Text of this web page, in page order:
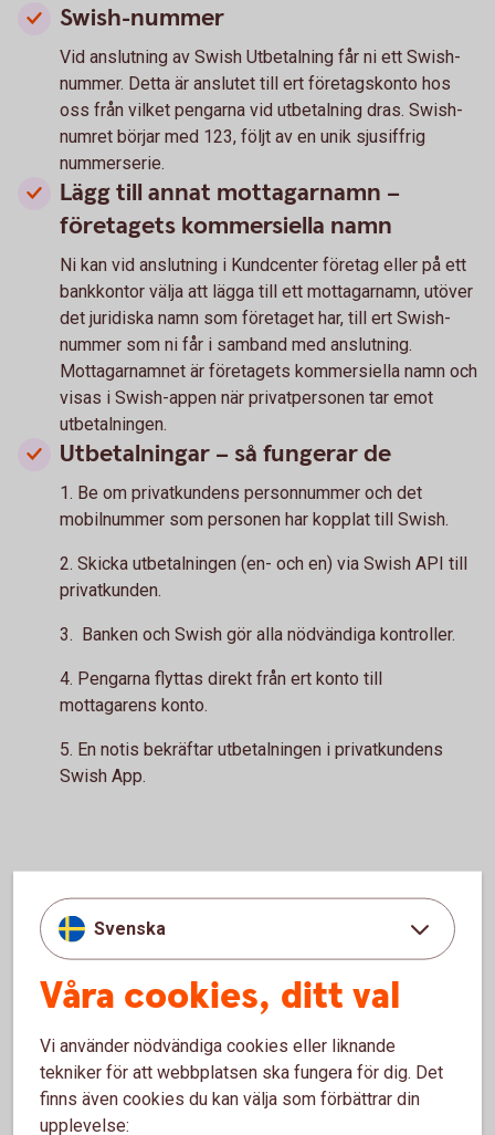
Swish-nummer
Vid anslutning av Swish Utbetalning får ni ett Swish-
nummer. Detta är anslutet till ert företagskonto hos
oss från vilket pengarna vid utbetalning dras. Swish-
numret börjar med 123, följt av en unik sjusiffrig
nummerserie.
Lägg till annat mottagarnamn –
företagets kommersiella namn
Ni kan vid anslutning i Kundcenter företag eller på ett
bankkontor välja att lägga till ett mottagarnamn, utöver
det juridiska namn som företaget har, till ert Swish-
nummer som ni får i samband med anslutning.
Mottagarnamnet är företagets kommersiella namn och
visas i Swish-appen när privatpersonen tar emot
utbetalningen.
Utbetalningar – så fungerar de
1. Be om privatkundens personnummer och det
mobilnummer som personen har kopplat till Swish.
2. Skicka utbetalningen (en- och en) via Swish API till
privatkunden.
3. Banken och Swish gör alla nödvändiga kontroller.
4. Pengarna flyttas direkt från ert konto till
mottagarens konto.
5. En notis bekräftar utbetalningen i privatkundens
Swish App.
Tips! Håll koll på utbetalningarna
med en Swish-rapport
Ni kan enkelt skapa en Swish-rapport för utbetalningarna i
1. Logga in i internetbanken
2. Gå till översikten: Betala/överföra – Swish – Swish
funktioner.
3. Välj Swish-rapport
Svenska
Våra cookies, ditt val
Vi använder nödvändiga cookies eller liknande
tekniker för att webbplatsen ska fungera för dig. Det
finns även cookies du kan välja som förbättrar din
upplevelse: